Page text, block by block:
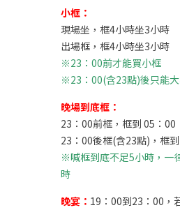
小框：
現場坐，框4小時坐3小時
出場框，框4小時坐3小時
※23：00前才能買小框
※23：00(含23點)後只能
晚場到底框：
23：00前框，框到 05：00
23：00後框(含23點)，框
※喊框到底不足5小時，一
時
晚宴： 19：00到23：00，